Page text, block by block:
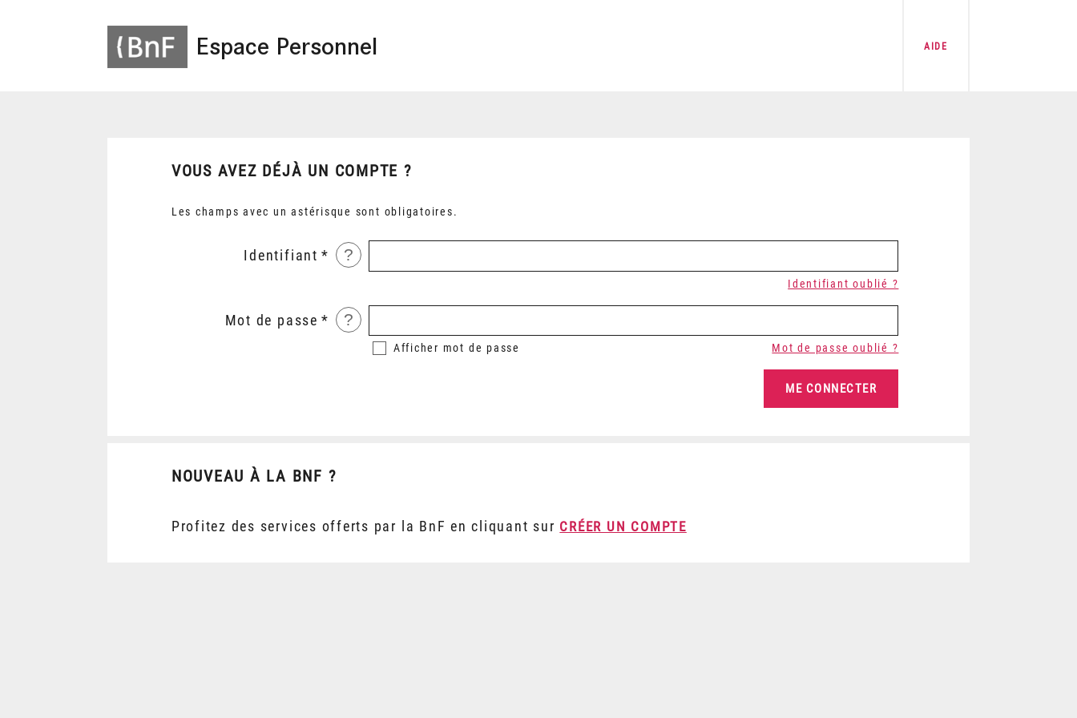
Espace Personnel AIDE
VOUS AVEZ DÉJÀ UN COMPTE ?
Les champs avec un astérisque sont obligatoires.
Identifiant ?
Identifiant oublié ?
Mot de passe ?
Afficher mot de passe Mot de passe oublié ?
NOUVEAU À LA BNF ?
Profitez des services offerts par la BnF en cliquant sur CRÉER UN COMPTE